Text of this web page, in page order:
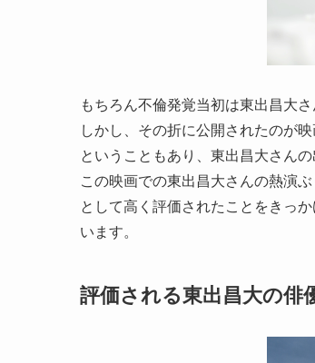
もちろん不倫発覚当初は東出昌大
しかし、その折に公開されたのが
ということもあり、東出昌大さん
この映画での東出昌大さんの熱演
として高く評価されたことをきっ
います。
評価される東出昌大の俳